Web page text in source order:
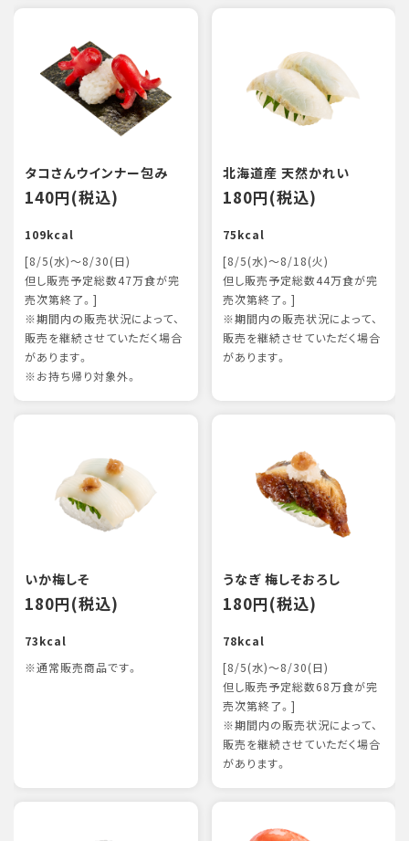
タコさんウインナー包み
140円(税込)
109kcal
[8/5(水)～8/30(日)
但し販売予定総数47万食が完
売次第終了。]
※期間内の販売状況によって、
販売を継続させていただく場合
があります。
※お持ち帰り対象外。
北海道産 天然かれい
180円(税込)
75kcal
[8/5(水)～8/18(火)
但し販売予定総数44万食が完
売次第終了。]
※期間内の販売状況によって、
販売を継続させていただく場合
があります。
いか梅しそ
180円(税込)
73kcal
※通常販売商品です。
うなぎ 梅しそおろし
180円(税込)
78kcal
[8/5(水)～8/30(日)
但し販売予定総数68万食が完
売次第終了。]
※期間内の販売状況によって、
販売を継続させていただく場合
があります。